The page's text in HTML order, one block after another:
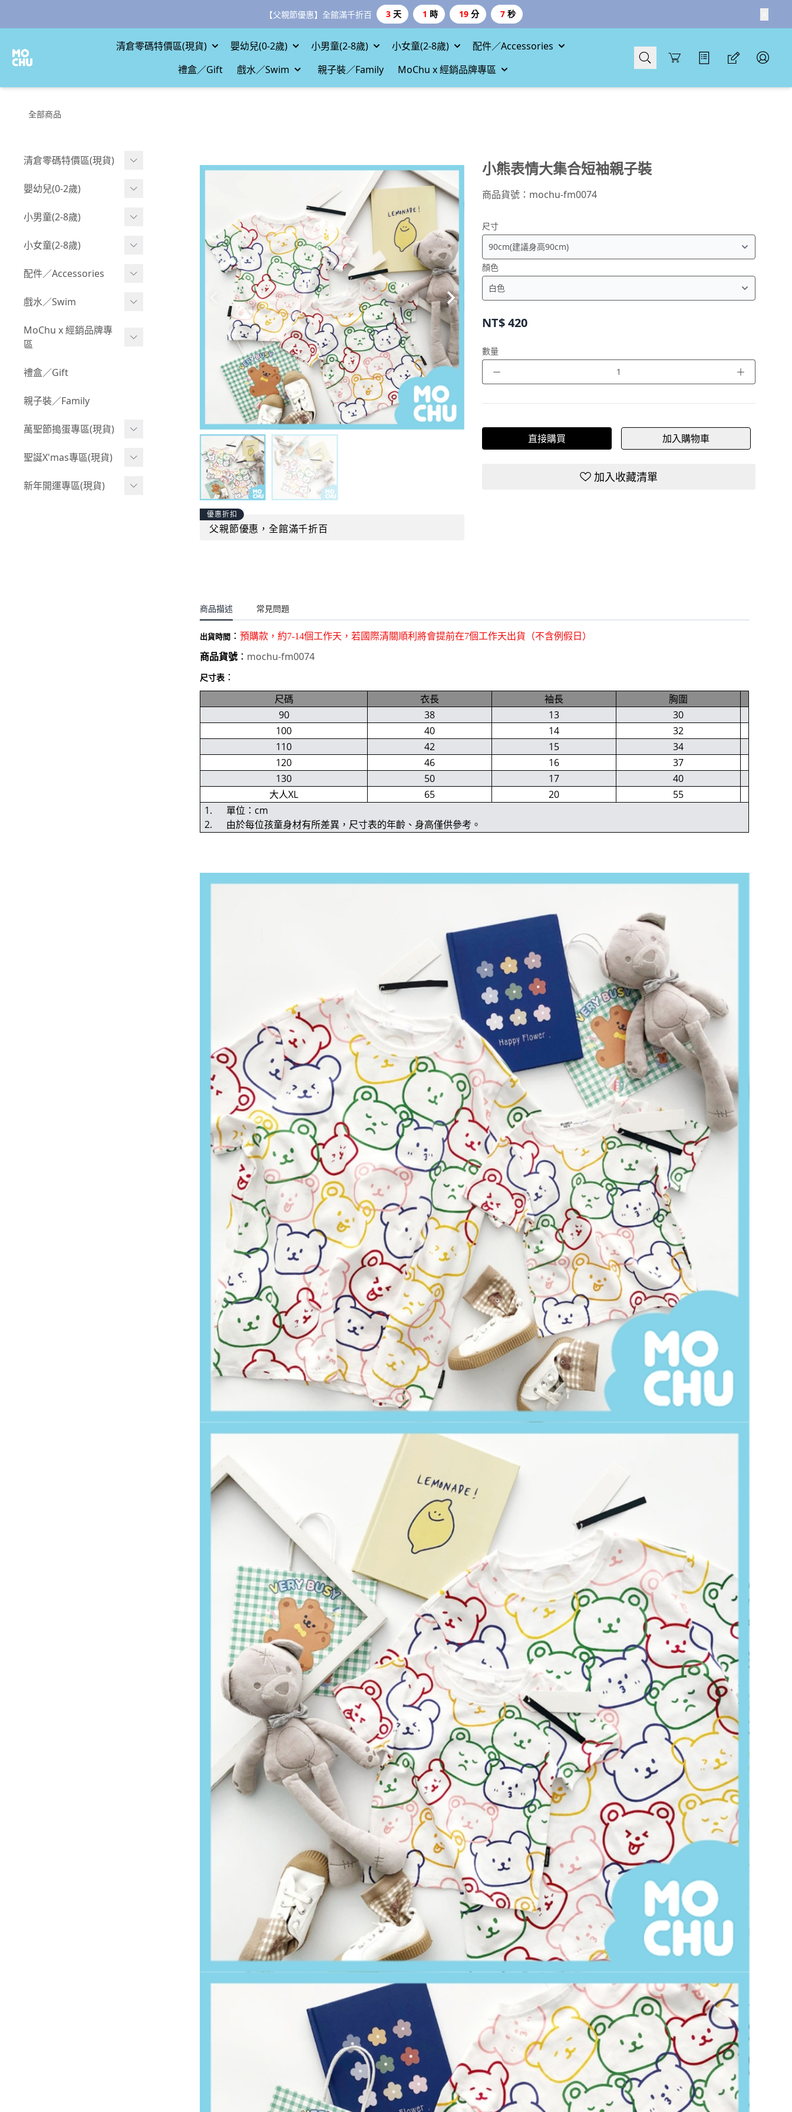
【父親節優惠】全館滿千折百 3 天 1 時 19 分 5 秒
清倉零碼特價區(現貨) 嬰幼兒(0-2歲) 小男童(2-8歲) 小女童(2-8歲)
配件／Accessories
禮盒／Gift
戲水／Swim 親子裝／Family MoChu x 經銷品牌專區
Cart
全部商品
清倉零碼特價區(現貨)
現貨.寶寶
現貨.男童
嬰幼兒(0-2歲)
BABY 包屁衣(短袖)
BABY 包屁衣(長袖)
BABY 外套
BABY 上身(短袖)
BABY 下身(短褲)
BABY 下身(長褲)
BABY 套裝(短袖)
BABY 套裝(長袖)
小男童(2-8歲)
Boy 上身(短袖)
Boy 上身(長袖)
Boy 套裝(短袖)
叢林探險系列
小紳士系列
韓國小歐巴
小女童(2-8歲)
Girl 上身(短袖)
Girl 上身(長袖)
Girl 下身(長褲)
Girl 套裝(短袖)
率性牛仔風
夢幻童話系列
小洋裝系列
配件／Accessories
Acc 口水巾
Acc 襪子
Acc 鞋子
Acc 餐具
Acc 寢具
Acc 其他
戲水／Swim
泳裝
泳具
野餐趣
MoChu x 經銷品牌專
區
©Wonchi 台灣 ｜ 兒童軟
©Disney 美國｜嬰兒用品
©風車圖書 台灣｜兒童圖
嘴
禮盒／Gift
親子裝／Family
萬聖節搗蛋專區(現貨)
萬聖造型頭套(3歲以上)
萬聖.嬰幼兒(0-2歲)
聖誕X'mas專區(現貨)
聖誕.嬰幼兒(0-2歲)
新年開運專區(現貨)
優惠折扣
父親節優惠，全館滿千折百
小熊表情大集合短袖親子裝
商品貨號： mochu-fm0074
尺寸
顏色
NT$420
數量
－ ＋
直接購買 加入購物車
加入收藏清單
商品描述 常見問題
出貨時間 ：預購款，約7-14個工作天，若國際清關順利將會提前在7個工作天出貨（不含例假日）
商品貨號： mochu-fm0074
尺寸表 ：
尺碼 衣長 袖長
胸圍
90
38 13
30
100
40 14
32
110
42 15
34
120
46 16
37
130
50 17
40
大人XL
65 20
55
1. 單位：cm
2. 由於每位孩童身材有所差異，尺寸表的年齡、身高僅供參考。